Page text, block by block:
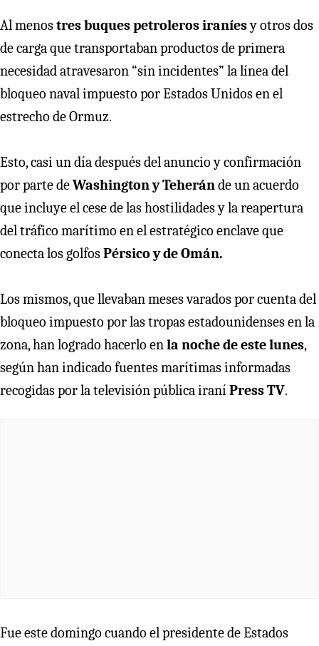
Al menostres buques petroleros iraníesy otros dos
de carga que transportaban productos de primera
necesidad atravesaron “sin incidentes” la línea del
bloqueo naval impuesto por Estados Unidos en el
estrecho de Ormuz.
Esto, casi un día después del anuncio y confirmación
por parte deWashington y Teheránde un acuerdo
que incluye el cese de las hostilidades y la reapertura
del tráfico marítimo en el estratégico enclave que
conecta los golfosPérsico y de Omán.
Los mismos, que llevaban meses varados por cuenta del
bloqueo impuesto por las tropas estadounidenses en la
zona, han logrado hacerlo enla noche de este lunes,
según han indicado fuentes marítimas informadas
recogidas por la televisión pública iraní Press TV.
Fue este domingo cuando el presidente de Estados